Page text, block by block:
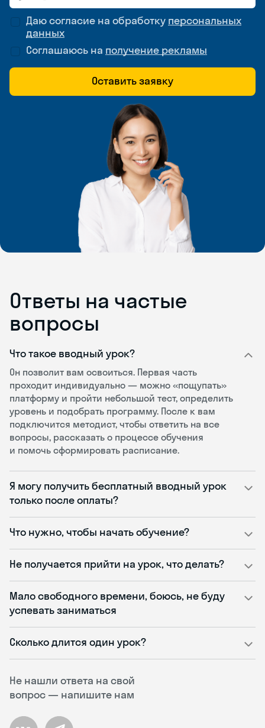
Даю согласие на обработку персональных
данных
Соглашаюсь на получение рекламы
Оставить заявку
Ответы на частые
вопросы
Не нашли ответа на свой
вопрос — напишите нам
Что такое вводный урок?
Он позволит вам освоиться. Первая часть
проходит индивидуально — можно «пощупать»
платформу и пройти небольшой тест, определить
уровень и подобрать программу. После к вам
подключится методист, чтобы ответить на все
вопросы, рассказать о процессе обучения
и помочь сформировать расписание.
Я могу получить бесплатный вводный урок
только после оплаты?
Что нужно, чтобы начать обучение?
Не получается прийти на урок, что делать?
Мало свободного времени, боюсь, не буду
успевать заниматься
Сколько длится один урок?